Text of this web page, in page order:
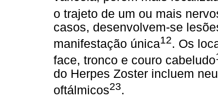
o trajeto de um ou mais
casos, desenvolvem-se
manifestação única12. Os
face, tronco e couro cabeludo
do Herpes Zoster incluem
oftálmicos23.